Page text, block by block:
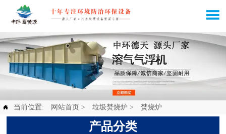

 当前位置: 网站首页 > 垃圾焚烧炉 > 焚烧炉
产品分类